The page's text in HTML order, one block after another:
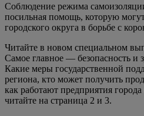
Соблюдение режима
посильная помощь, которую
городского округа в борьбе с
Читайте в новом специальном
Самое главное — безопасность и
Какие меры государственной
региона, кто может получить
как работают предприятия
читайте на страница 2 и 3.